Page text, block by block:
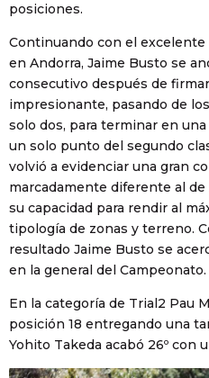
posiciones.
Continuando con el
en Andorra, Jaime Busto se
consecutivo después de
impresionante, pasando de
solo dos, para terminar en
un solo punto del segundo
volvió a evidenciar una gran
marcadamente diferente al
su capacidad para rendir al
tipología de zonas y terreno.
resultado Jaime Busto se
en la general del Campeonato.
En la categoría de Trial2 Pau
posición 18 entregando una
Yohito Takeda acabó 26º con